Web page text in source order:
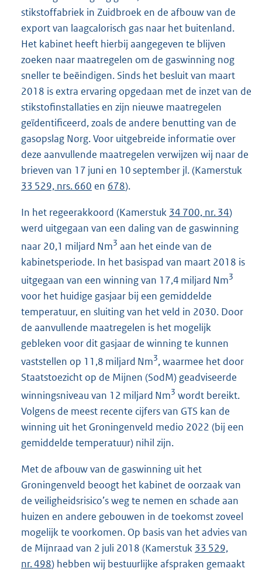
stikstoffabriek in Zuidbroek en de afbouw van de
export van laagcalorisch gas naar het buitenland.
Het kabinet heeft hierbij aangegeven te blijven
zoeken naar maatregelen om de gaswinning nog
sneller te beëindigen. Sinds het besluit van maart
2018 is extra ervaring opgedaan met de inzet van de
stikstofinstallaties en zijn nieuwe maatregelen
geïdentificeerd, zoals de andere benutting van de
gasopslag Norg. Voor uitgebreide informatie over
deze aanvullende maatregelen verwijzen wij naar de
brieven van 17 juni en 10 september jl. (Kamerstuk
33 529, nrs. 660 en 678).
In het regeerakkoord (Kamerstuk 34 700, nr. 34)
werd uitgegaan van een daling van de gaswinning
naar 20,1 miljard Nm3 aan het einde van de
kabinetsperiode. In het basispad van maart 2018 is
uitgegaan van een winning van 17,4 miljard Nm3
voor het huidige gasjaar bij een gemiddelde
temperatuur, en sluiting van het veld in 2030. Door
de aanvullende maatregelen is het mogelijk
gebleken voor dit gasjaar de winning te kunnen
vaststellen op 11,8 miljard Nm3, waarmee het door
Staatstoezicht op de Mijnen (SodM) geadviseerde
winningsniveau van 12 miljard Nm3 wordt bereikt.
Volgens de meest recente cijfers van GTS kan de
winning uit het Groningenveld medio 2022 (bij een
gemiddelde temperatuur) nihil zijn.
Met de afbouw van de gaswinning uit het
Groningenveld beoogt het kabinet de oorzaak van
de veiligheidsrisico’s weg te nemen en schade aan
huizen en andere gebouwen in de toekomst zoveel
mogelijk te voorkomen. Op basis van het advies van
de Mijnraad van 2 juli 2018 (Kamerstuk 33 529,
nr. 498) hebben wij bestuurlijke afspraken gemaakt